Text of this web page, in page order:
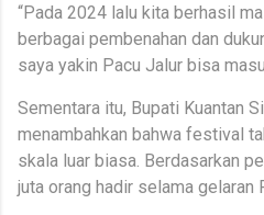
“Pada 2024 lalu kita berhasil
berbagai pembenahan dan
saya yakin Pacu Jalur bisa
Sementara itu, Bupati Kuantan
menambahkan bahwa festival
skala luar biasa. Berdasarkan
juta orang hadir selama gelaran